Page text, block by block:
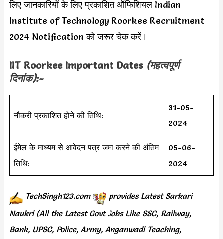
लिए जानकारियों के लिए प्रकाशित ऑफिशियल Indian
Institute of Technology Roorkee Recruitment
2024 Notification को जरूर चेक करें।
IIT Roorkee Important Dates (महत्वपूर्ण
दिनांक):-
नौकरी प्रकाशित होने की तिथि:
31-05-
2024
ईमेल के माध्यम से आवेदन पत्र जमा करने की अंतिम
तिथि:
05-06-
2024
TechSingh123.com provides Latest Sarkari
Naukri (All the Latest Govt Jobs Like SSC, Railway,
Bank, UPSC, Police, Army, Anganwadi Teaching,